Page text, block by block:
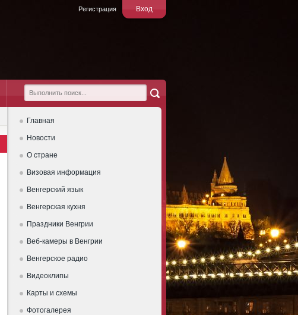
Вход
Регистрация
Главная
Новости
О стране
Визовая информация
Венгерский язык
Венгерская кухня
Праздники Венгрии
Веб-камеры в Венгрии
Венгерское радио
Видеоклипы
Карты и схемы
Фотогалерея